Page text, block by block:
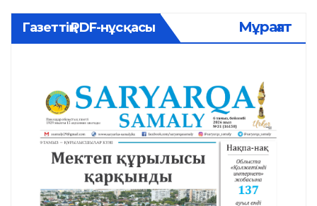
Газеттің PDF-нұсқасы Мұрағат